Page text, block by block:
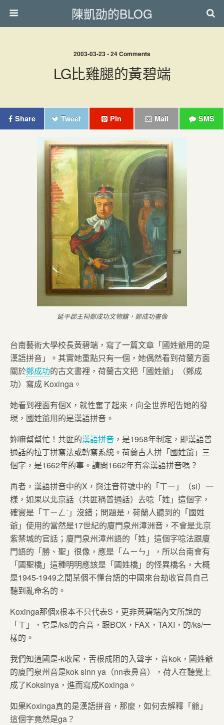
陳凱劭的BLOG
2003-03-23 • 24 Comments
LG比雞腿的黃碧端
Share Tweet Pin Mail SMS
延平郡王祠鄭成功文物館，鄭成功畫像
台南藝術大學校長黃碧端，寫了一篇文章「國姓爺用的是
漢語拼音」。其實她重點只有一個，她偶然看到荷蘭方面
關於鄭成功的古文書裡，荷蘭古文把「國姓爺」（鄭成
功）寫成 Koxinga。
她看到裡面有個X，就性奮了起來，向全世界昭告她的發
現，國姓爺用的是漢語拼音。
妳嘛幫幫忙！共匪的漢語拼音 ，是1958年制定，即漢語普
通話的拉丁拼寫法或轉寫系統。荷蘭古人拼「國姓爺」三
個字，是1662年的事。請問1662年有尛漢語拼音嗎？
再者，漢語拼音中的X，與注音符號中的「ㄒㄧ」（si）一
樣，如果以北京話（共匪稱普通話）去唸「姓」這個字，
確實是「ㄒㄧㄥˋ」沒錯；問題是，荷蘭人聽到的「國姓
爺」使用的當然是17世紀的廈門泉州漳洲音，不會是北京
紫禁城的官話；廈門泉州漳州語的「姓」這個字唸法跟廈
門語的「勝、聖」很像，應是「ㄙㄧㄣ」，所以台南會有
「國聖橋」這種明明應該是「國姓橋」的怪異橋名，大概
是1945-1949之間某個不懂台語的中國來台劫收官員自己
聽到亂命名的。
Koxinga那個x根本不只代表S，更非黃碧端內文所說的
「ㄒ」，它是/ks/的合音，跟BOX，FAX，TAXI，的/ks/一
樣的。
我們知道國是-k收尾，舌根成阻的入聲字，音kok，國姓爺
的廈門泉州音是kok sinn ya（nn表鼻音），荷人在聽覺上
成了Koksinya，進而寫成Koxinga。
如果Koxinga真的是漢語拼音，那麼，如何去解釋「爺」
這個字竟然是ga？